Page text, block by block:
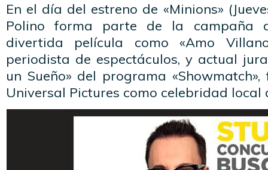
En el día del estreno de «Minions»
Polino forma parte de la campaña
divertida película como «Amo
periodista de espectáculos, y actual
un Sueño» del programa
Universal Pictures como celebridad local